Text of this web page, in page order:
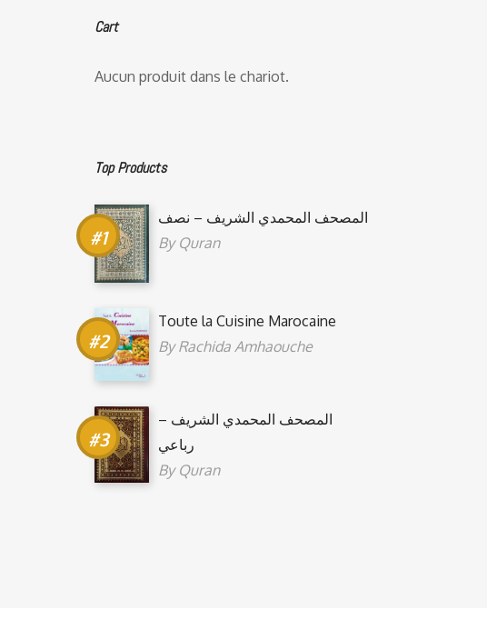
Cart
Aucun produit dans le chariot.
Top Products
المصحف المحمدي الشريف – نصف
By Quran
Toute la Cuisine Marocaine
ByRachida Amhaouche
المصحف المحمدي الشريف –
رباعي
By Quran